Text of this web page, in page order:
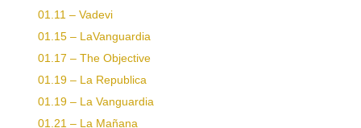
01.11 – Vadevi
01.15 – LaVanguardia
01.17 – The Objective
01.19 – La Republica
01.19 – La Vanguardia
01.21 – La Mañana